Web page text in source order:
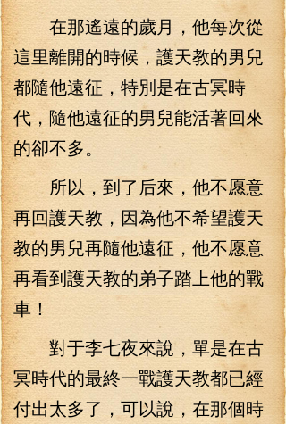
在那遙遠的歲月，他每次從
這里離開的時候，護天教的男兒
都隨他遠征，特別是在古冥時
代，隨他遠征的男兒能活著回來
的卻不多。
所以，到了后來，他不愿意
再回護天教，因為他不希望護天
教的男兒再隨他遠征，他不愿意
再看到護天教的弟子踏上他的戰
車！
對于李七夜來說，單是在古
冥時代的最終一戰護天教都已經
付出太多了，可以說，在那個時